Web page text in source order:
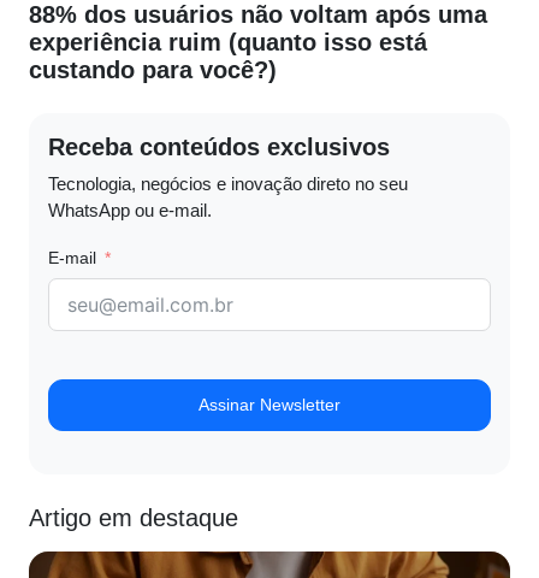
88% dos usuários não voltam após uma
experiência ruim (quanto isso está
custando para você?)
Receba conteúdos exclusivos
Tecnologia, negócios e inovação direto no seu
WhatsApp ou e-mail.
E-mail
Assinar Newsletter
Artigo em destaque